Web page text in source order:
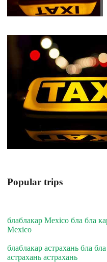
Popular trips
блаблакар Mexico бла бла
Mexico
блаблакар астрахань бла
астрахань астрахань